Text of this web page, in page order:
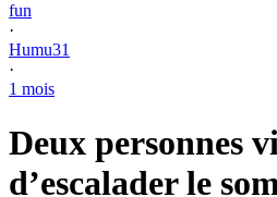
fun
·
Humu31
·
1 mois
Deux personnes
d’escalader le